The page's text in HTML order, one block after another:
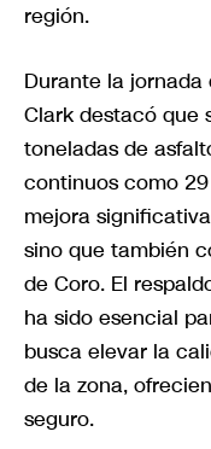
región.
Durante la
Clark destacó que
toneladas de
continuos como
mejora
sino que también
de Coro. El
ha sido esencial
busca elevar la
de la zona,
seguro.